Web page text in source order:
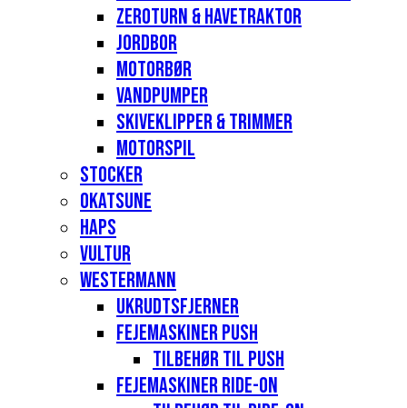
Zeroturn & havetraktor
Jordbor
Motorbør
Vandpumper
Skiveklipper & Trimmer
Motorspil
Stocker
Okatsune
Haps
Vultur
Westermann
Ukrudtsfjerner
Fejemaskiner Push
Tilbehør til push
Fejemaskiner Ride-on